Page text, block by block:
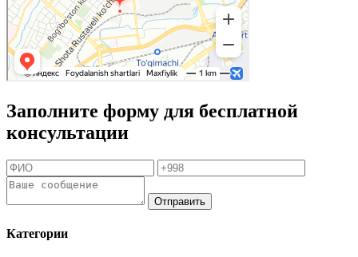
Заполните форму для бесплатной
консультации
Отправить
Категории